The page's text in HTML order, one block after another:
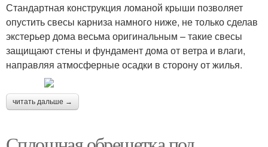
Стандартная конструкция ломаной крыши позволяет
опустить свесы карниза намного ниже, не только сделав
экстерьер дома весьма оригинальным – такие свесы
защищают стены и фундамент дома от ветра и влаги,
направляя атмосферные осадки в сторону от жилья.
читать дальше →